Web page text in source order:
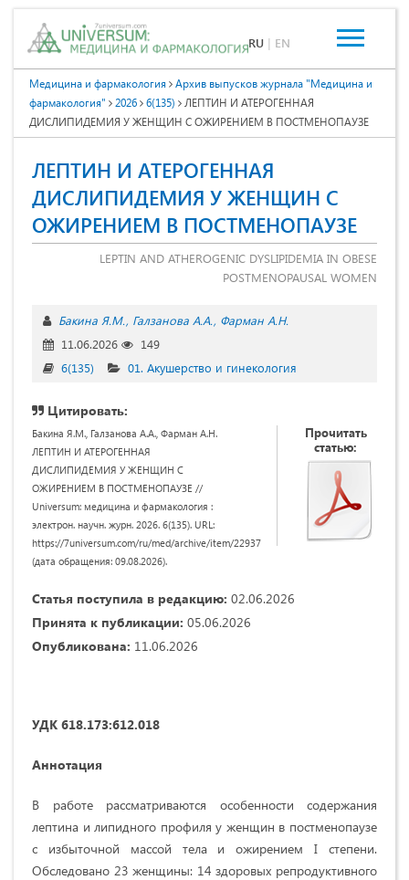
RU | EN
Медицина и фармакология
Архив выпусков журнала "Медицина и
фармакология"
2026 6(135)
ЛЕПТИН И АТЕРОГЕННАЯ
ДИСЛИПИДЕМИЯ У ЖЕНЩИН С ОЖИРЕНИЕМ В ПОСТМЕНОПАУЗЕ
ЛЕПТИН И АТЕРОГЕННАЯ
ДИСЛИПИДЕМИЯ У ЖЕНЩИН С
ОЖИРЕНИЕМ В ПОСТМЕНОПАУЗЕ
LEPTIN AND ATHEROGENIC DYSLIPIDEMIA IN OBESE
POSTMENOPAUSAL WOMEN
Бакина Я.М. Галзанова А.А. Фарман А.Н.
11.06.2026
149
6(135)
01. Акушерство и гинекология
Цитировать:
Бакина Я.М., Галзанова А.А., Фарман А.Н.
ЛЕПТИН И АТЕРОГЕННАЯ
ДИСЛИПИДЕМИЯ У ЖЕНЩИН С
ОЖИРЕНИЕМ В ПОСТМЕНОПАУЗЕ //
Universum: медицина и фармакология :
электрон. научн. журн. 2026. 6(135). URL:
https://7universum.com/ru/med/archive/item/22937
(дата обращения: 09.08.2026).
Прочитать
статью:
Статья поступила в редакцию: 02.06.2026
Принята к публикации: 05.06.2026
Опубликована: 11.06.2026
УДК 618.173:612.018
Аннотация
В работе рассматриваются особенности содержания
лептина и липидного профиля у женщин в постменопаузе
с избыточной массой тела и ожирением I степени.
Обследовано 23 женщины: 14 здоровых репродуктивного